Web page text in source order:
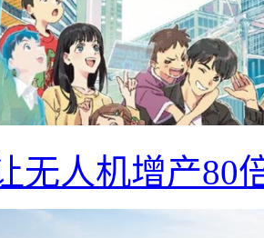
无人机增产80